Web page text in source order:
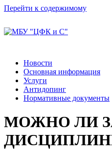
Перейти к содержимому
Новости
Основная информация
Услуги
Антидопинг
Нормативные документы
МОЖНО ЛИ